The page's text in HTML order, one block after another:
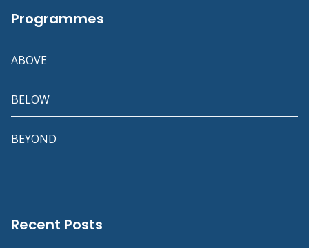
Programmes
ABOVE
BELOW
BEYOND
Recent Posts